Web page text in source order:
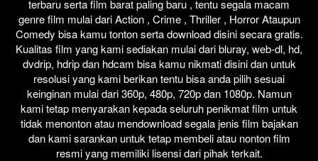
terbaru serta film barat paling baru , tentu segala macam
genre film mulai dari Action , Crime , Thriller , Horror Ataupun
Comedy bisa kamu tonton serta download disini secara gratis.
Kualitas film yang kami sediakan mulai dari bluray, web-dl, hd,
dvdrip, hdrip dan hdcam bisa kamu nikmati disini dan untuk
resolusi yang kami berikan tentu bisa anda pilih sesuai
keinginan mulai dari 360p, 480p, 720p dan 1080p. Namun
kami tetap menyarakan kepada seluruh penikmat film untuk
tidak menonton atau mendownload segala jenis film bajakan
dan kami sarankan untuk tetap membeli atau nonton film
resmi yang memiliki lisensi dari pihak terkait.